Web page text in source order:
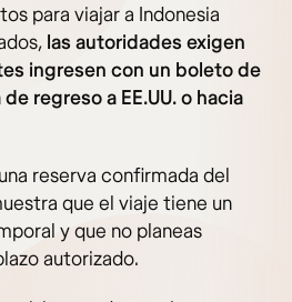
para viajar a Indonesia
las autoridades exigen
ingresen con un boleto de
regreso a EE.UU. o hacia
reserva confirmada del
que el viaje tiene un
y que no planeas
autorizado.